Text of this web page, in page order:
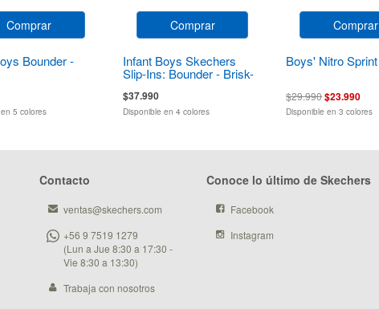
Comprar
Bounder -
5 colores
Comprar
Infant Boys Skechers
Slip-Ins: Bounder - Brisk-
Burst
$37.990
Disponible en 4 colores
Comprar
Boys' Nitro Sprint
$29.990$23.990
Disponible en 3 colores
Contacto
ventas@skechers.com
+56 9 7519 1279
(Lun a Jue 8:30 a 17:30 -
Vie 8:30 a 13:30)
Trabaja con nosotros
Conoce lo último de Skechers
Facebook
Instagram